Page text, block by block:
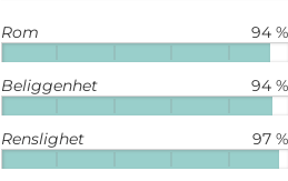
94 %
Rom
94 %
Beliggenhet
97 %
Renslighet